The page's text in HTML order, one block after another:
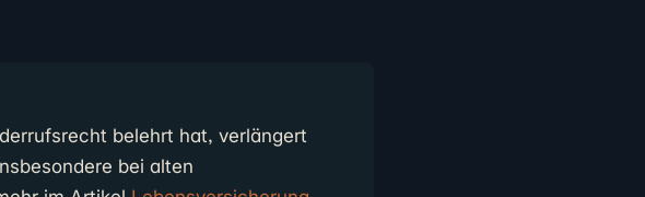
belehrt hat, verlängert
bei alten